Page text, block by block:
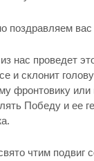
поздравляем
нас проведет
и склонит
фронтовику или
Победу и ее
чтим подвиг